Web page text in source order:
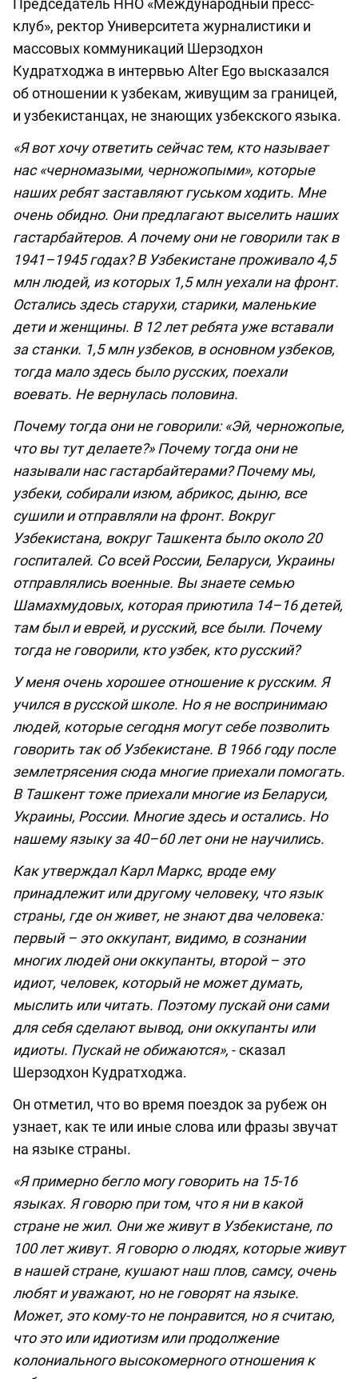
Председатель ННО «Международный пресс-
клуб», ректор Университета журналистики и
массовых коммуникаций Шерзодхон
Кудратходжа в интервью Alter Ego высказался
об отношении к узбекам, живущим за границей,
и узбекистанцах, не знающих узбекского языка.
«Я вот хочу ответить сейчас тем, кто называет
нас «черномазыми, черножопыми», которые
наших ребят заставляют гуськом ходить. Мне
очень обидно. Они предлагают выселить наших
гастарбайтеров. А почему они не говорили так в
1941–1945 годах? В Узбекистане проживало 4,5
млн людей, из которых 1,5 млн уехали на фронт.
Остались здесь старухи, старики, маленькие
дети и женщины. В 12 лет ребята уже вставали
за станки. 1,5 млн узбеков, в основном узбеков,
тогда мало здесь было русских, поехали
воевать. Не вернулась половина.
Почему тогда они не говорили: «Эй, черножопые,
что вы тут делаете?» Почему тогда они не
называли нас гастарбайтерами? Почему мы,
узбеки, собирали изюм, абрикос, дыню, все
сушили и отправляли на фронт. Вокруг
Узбекистана, вокруг Ташкента было около 20
госпиталей. Со всей России, Беларуси, Украины
отправлялись военные. Вы знаете семью
Шамахмудовых, которая приютила 14–16 детей,
там был и еврей, и русский, все были. Почему
тогда не говорили, кто узбек, кто русский?
У меня очень хорошее отношение к русским. Я
учился в русской школе. Но я не воспринимаю
людей, которые сегодня могут себе позволить
говорить так об Узбекистане. В 1966 году после
землетрясения сюда многие приехали помогать.
В Ташкент тоже приехали многие из Беларуси,
Украины, России. Многие здесь и остались. Но
нашему языку за 40–60 лет они не научились.
Как утверждал Карл Маркс, вроде ему
принадлежит или другому человеку, что язык
страны, где он живет, не знают два человека:
первый – это оккупант, видимо, в сознании
многих людей они оккупанты, второй – это
идиот, человек, который не может думать,
мыслить или читать. Поэтому пускай они сами
для себя сделают вывод, они оккупанты или
идиоты. Пускай не обижаются», - сказал
Шерзодхон Кудратходжа.
Он отметил, что во время поездок за рубеж он
узнает, как те или иные слова или фразы звучат
на языке страны.
«Я примерно бегло могу говорить на 15-16
языках. Я говорю при том, что я ни в какой
стране не жил. Они же живут в Узбекистане, по
100 лет живут. Я говорю о людях, которые живут
в нашей стране, кушают наш плов, самсу, очень
любят и уважают, но не говорят на языке.
Может, это кому-то не понравится, но я считаю,
что это или идиотизм или продолжение
колониального высокомерного отношения к